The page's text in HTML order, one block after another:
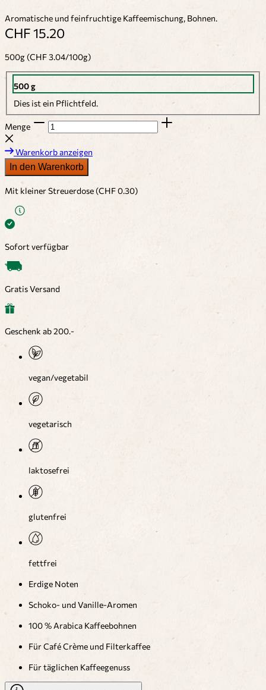
Aromatische und feinfruchtige Kaffeemischung, Bohnen.
CHF 15.20
500g (CHF 3.04/100g)
500 g
Dies ist ein Pflichtfeld.
Menge
Warenkorb anzeigen
In den Warenkorb
Mit kleiner Streuerdose (CHF 0.30)
Sofort verfügbar
Gratis Versand
Geschenk ab 200.-
vegan/vegetabil
vegetarisch
laktosefrei
glutenfrei
fettfrei
Erdige Noten
Schoko- und Vanille-Aromen
100 % Arabica Kaffeebohnen
Für Café Crème und Filterkaffee
Für täglichen Kaffeegenuss